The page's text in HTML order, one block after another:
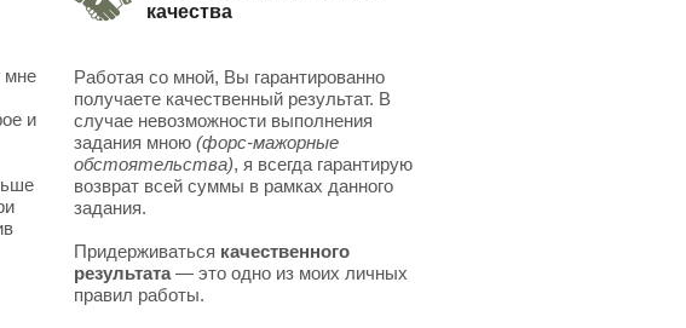
мне
и
качества
Работая со мной, Вы гарантированно
получаете качественный результат. В
случае невозможности выполнения
задания мною(форс-мажорные
обстоятельства), я всегда гарантирую
возврат всей суммы в рамках данного
задания.
Придерживаться качественного
результата— это одно из моих личных
правил работы.